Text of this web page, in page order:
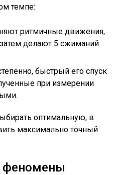
темпе:
ритмичные движения,
делают 5 сжиманий
быстрый его спуск
при измерении
оптимальную, в
максимально точный
феномены